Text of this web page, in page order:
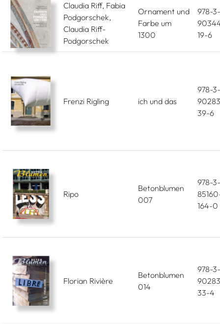
Claudia Riff, Fabia
Podgorschek,
Claudia Riff-
Podgorschek
Ornament und
Farbe um
1300
978-3-
19-6
Frenzi Rigling ich und das
978-3-
39-6
Ripo
Betonblumen
007
978-3-
164-0
Florian Rivière
Betonblumen
014
978-3-
33-4